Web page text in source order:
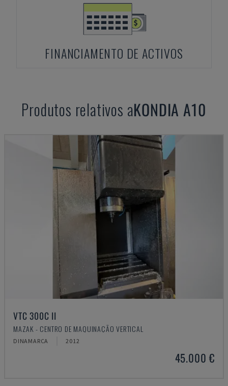
FINANCIAMENTO DE ACTIVOS
Produtos relativos aKONDIA A10
VTC 300C II
MAZAK - CENTRO DE MAQUINAÇÃO VERTICAL
DINAMARCA 2012
45.000 €